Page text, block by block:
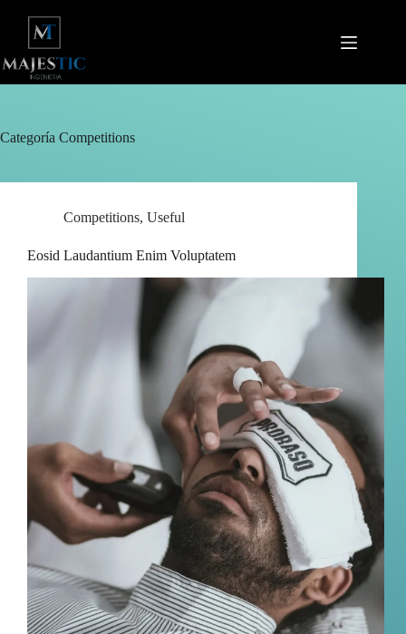
contenido
Categoría Competitions
Competitions, Useful
Eosid Laudantium Enim Voluptatem